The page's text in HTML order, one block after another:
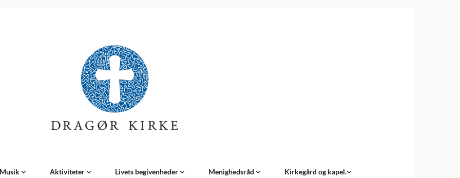
Musik Aktiviteter Livets begivenheder Menighedsråd Kirkegård og kapel.